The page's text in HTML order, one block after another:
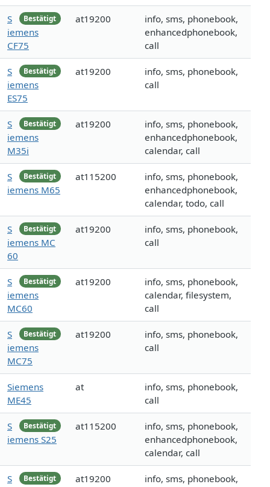
Bestätigt
S
iemens
CF75
at19200
info, sms, phonebook,
enhancedphonebook,
call
Bestätigt
S
iemens
ES75
at19200
info, sms, phonebook,
call
Bestätigt
S
iemens
M35i
at19200
info, sms, phonebook,
enhancedphonebook,
calendar, call
Bestätigt
S
iemens M65
at115200
info, sms, phonebook,
enhancedphonebook,
calendar, todo, call
Bestätigt
S
iemens MC
60
at19200
info, sms, phonebook,
call
Bestätigt
S
iemens
MC60
at19200
info, sms, phonebook,
calendar, filesystem,
call
Bestätigt
S
iemens
MC75
at19200
info, sms, phonebook,
call
Siemens
ME45
at
info, sms, phonebook,
call
Bestätigt
S
iemens S25
at115200
info, sms, phonebook,
enhancedphonebook,
calendar, call
Bestätigt
S
at19200
info, sms, phonebook,